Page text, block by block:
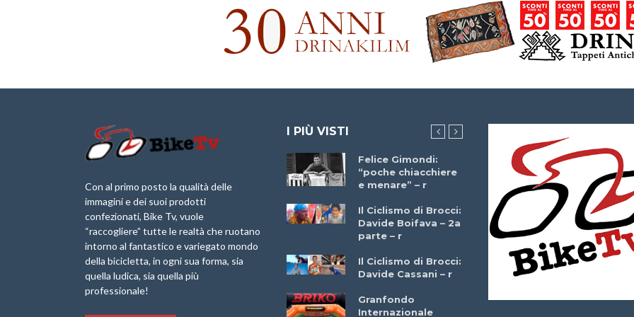
Con al primo posto la qualità delle
immagini e dei suoi prodotti
confezionati, Bike Tv, vuole
“raccogliere” tutte le realtà che ruotano
intorno al fantastico e variegato mondo
della bicicletta, in ogni sua forma, sia
quella ludica, sia quella più
professionale!
I PIÙ VISTI
Briko Torino – 11
Maggio 2025 – r
Minerva Edizioni e
Giancarlo Brocci
per “Bartali l’Ultimo
Marathon 2025”
IX Ed. “Tra
Borghi&Castelli” –
Anteprima
1a Edizione
Granfondo
Felice Gimondi:
“poche chiacchiere
e menare” – r
Il Ciclismo di Brocci:
Davide Boifava – 2a
parte – r
Il Ciclismo di Brocci:
Davide Cassani – r
Granfondo
Internazionale
Brocci Incontra
Giuseppe Martinelli
– r
Che cos’è il
triathlon? Con
Simone Diamantini
– r
Marzo 2025 –